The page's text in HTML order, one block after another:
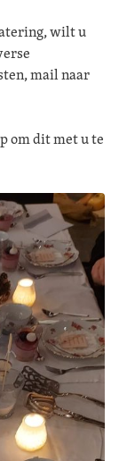
wilt u
mail naar
om dit met u te